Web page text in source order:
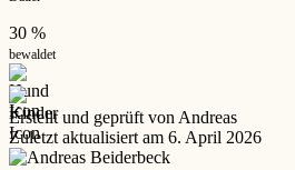
30 %
bewaldet
Erstellt und geprüft von Andreas
Zuletzt aktualisiert am 6. April 2026